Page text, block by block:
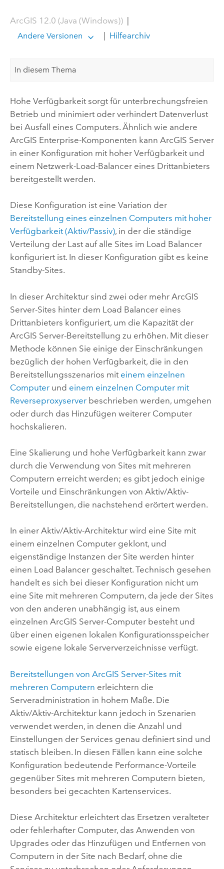
ArcGIS 12.0 (Java (Windows))|
Andere Versionen Hilfearchiv
In diesem Thema
Hohe Verfügbarkeit sorgt für unterbrechungsfreien
Betrieb und minimiert oder verhindert Datenverlust
bei Ausfall eines Computers. Ähnlich wie andere
ArcGIS Enterprise-Komponenten kann ArcGIS Server
in einer Konfiguration mit hoher Verfügbarkeit und
einem Netzwerk-Load-Balancer eines Drittanbieters
bereitgestellt werden.
Diese Konfiguration ist eine Variation der
Bereitstellung eines einzelnen Computers mit hoher
Verfügbarkeit (Aktiv/Passiv), in der die ständige
Verteilung der Last auf alle Sites im Load Balancer
konfiguriert ist. In dieser Konfiguration gibt es keine
Standby-Sites.
In dieser Architektur sind zwei oder mehr ArcGIS
Server-Sites hinter dem Load Balancer eines
Drittanbieters konfiguriert, um die Kapazität der
ArcGIS Server-Bereitstellung zu erhöhen. Mit dieser
Methode können Sie einige der Einschränkungen
bezüglich der hohen Verfügbarkeit, die in den
Bereitstellungsszenarios mit einem einzelnen
Computerund einem einzelnen Computer mit
Reverseproxyserverbeschrieben werden, umgehen
oder durch das Hinzufügen weiterer Computer
hochskalieren.
Eine Skalierung und hohe Verfügbarkeit kann zwar
durch die Verwendung von Sites mit mehreren
Computern erreicht werden; es gibt jedoch einige
Vorteile und Einschränkungen von Aktiv/Aktiv-
Bereitstellungen, die nachstehend erörtert werden.
In einer Aktiv/Aktiv-Architektur wird eine Site mit
einem einzelnen Computer geklont, und
eigenständige Instanzen der Site werden hinter
einen Load Balancer geschaltet. Technisch gesehen
handelt es sich bei dieser Konfiguration nicht um
eine Site mit mehreren Computern, da jede der Sites
von den anderen unabhängig ist, aus einem
einzelnen ArcGIS Server-Computer besteht und
über einen eigenen lokalen Konfigurationsspeicher
sowie eigene lokale Serververzeichnisse verfügt.
Bereitstellungen von ArcGIS Server-Sites mit
mehreren Computern erleichtern die
Serveradministration in hohem Maße. Die
Aktiv/Aktiv-Architektur kann jedoch in Szenarien
verwendet werden, in denen die Anzahl und
Einstellungen der Services genau definiert sind und
statisch bleiben. In diesen Fällen kann eine solche
Konfiguration bedeutende Performance-Vorteile
gegenüber Sites mit mehreren Computern bieten,
besonders bei gecachten Kartenservices.
Diese Architektur erleichtert das Ersetzen veralteter
oder fehlerhafter Computer, das Anwenden von
Upgrades oder das Hinzufügen und Entfernen von
Computern in der Site nach Bedarf, ohne die